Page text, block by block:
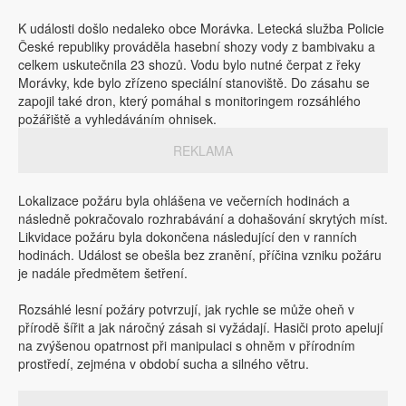
K události došlo nedaleko obce Morávka. Letecká služba Policie
České republiky prováděla hasební shozy vody z bambivaku a
celkem uskutečnila 23 shozů. Vodu bylo nutné čerpat z řeky
Morávky, kde bylo zřízeno speciální stanoviště. Do zásahu se
zapojil také dron, který pomáhal s monitoringem rozsáhlého
požářiště a vyhledáváním ohnisek.
REKLAMA
Lokalizace požáru byla ohlášena ve večerních hodinách a
následně pokračovalo rozhrabávání a dohašování skrytých míst.
Likvidace požáru byla dokončena následující den v ranních
hodinách. Událost se obešla bez zranění, příčina vzniku požáru
je nadále předmětem šetření.
Rozsáhlé lesní požáry potvrzují, jak rychle se může oheň v
přírodě šířit a jak náročný zásah si vyžádají. Hasiči proto apelují
na zvýšenou opatrnost při manipulaci s ohněm v přírodním
prostředí, zejména v období sucha a silného větru.